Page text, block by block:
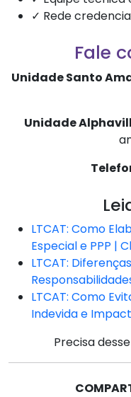
✓ Rede
Fale
Unidade Santo
Unidade
LTCAT: Como
Especial e PPP |
LTCAT:
LTCAT: Como
Indevida e
Precisa